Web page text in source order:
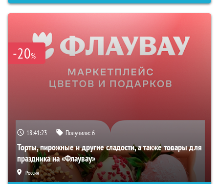
-20%
18:41:22 Получили:6
Торты, пирожные и другие сладости, а также товары для
праздника на «Флаувау»
Россия